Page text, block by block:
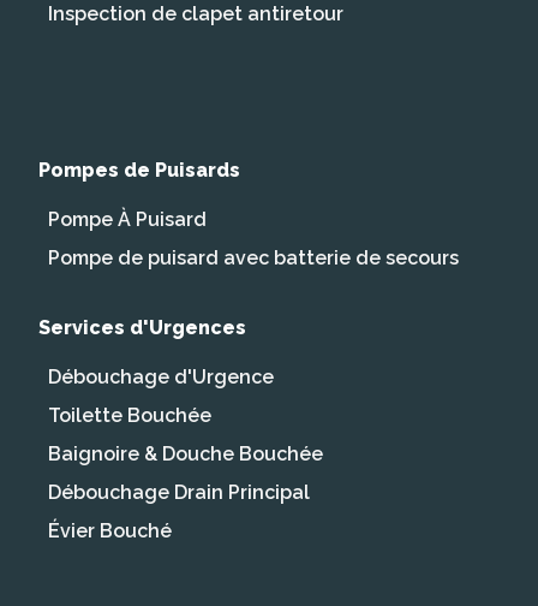
Inspection de clapet antiretour
Pompes de Puisards
Pompe À Puisard
Pompe de puisard avec batterie de secours
Services d'Urgences
Débouchage d'Urgence
Toilette Bouchée
Baignoire & Douche Bouchée
Débouchage Drain Principal
Évier Bouché